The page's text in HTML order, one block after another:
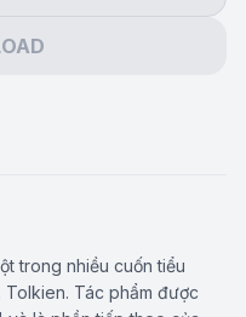
trong nhiều cuốn tiểu
Tolkien. Tác phẩm được